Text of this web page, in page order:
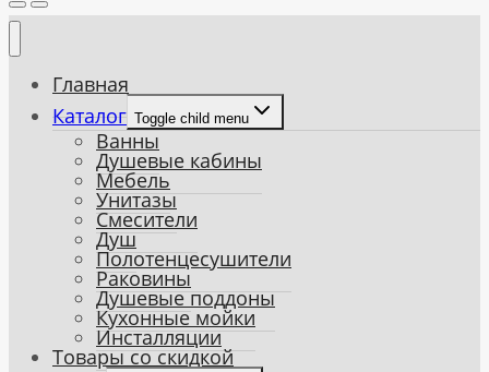
Главная
Каталог Toggle child menu
Ванны
Душевые кабины
Мебель
Унитазы
Смесители
Душ
Полотенцесушители
Раковины
Душевые поддоны
Кухонные мойки
Инсталляции
Товары со скидкой